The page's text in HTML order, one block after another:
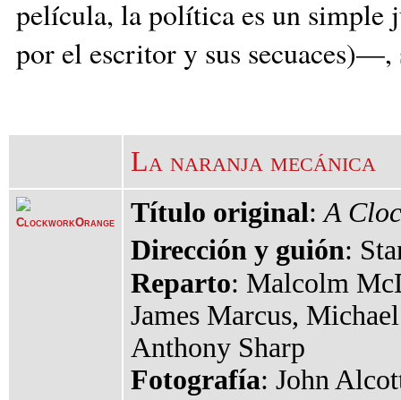
película, la política es un simple
por el escritor y sus
La naranja mecánica
Título original: A
Dirección y guión:
Reparto: Malcolm
James Marcus,
Anthony Sharp
Fotografía: John